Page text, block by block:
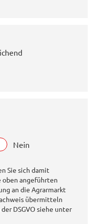
Nein
Sie sich damit
oben angeführten
an die Agrarmarkt
übermitteln
DSGVO siehe unter